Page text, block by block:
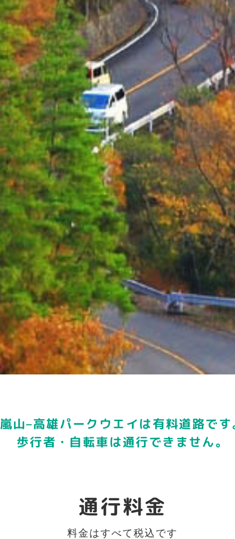
嵐山–高雄パークウエイは有料道路で
歩行者・自転車は通行できません。
通行料金
料金はすべて税込です